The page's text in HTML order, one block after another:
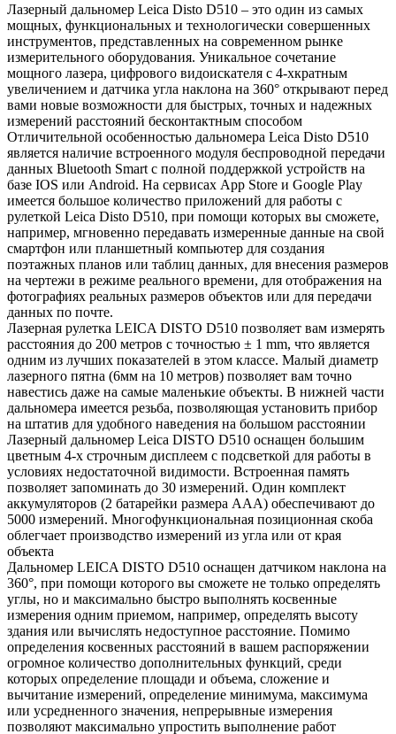
Лазерный дальномер Leica Disto D510 – это один из самых
мощных, функциональных и технологически совершенных
инструментов, представленных на современном рынке
измерительного оборудования. Уникальное сочетание
мощного лазера, цифрового видоискателя с 4-хкратным
увеличением и датчика угла наклона на 360° открывают перед
вами новые возможности для быстрых, точных и надежных
измерений расстояний бесконтактным способом
Отличительной особенностью дальномера Leica Disto D510
является наличие встроенного модуля беспроводной передачи
данных Bluetooth Smart с полной поддержкой устройств на
базе IOS или Android. На сервисах App Store и Google Play
имеется большое количество приложений для работы с
рулеткой Leica Disto D510, при помощи которых вы сможете,
например, мгновенно передавать измеренные данные на свой
смартфон или планшетный компьютер для создания
поэтажных планов или таблиц данных, для внесения размеров
на чертежи в режиме реального времени, для отображения на
фотографиях реальных размеров объектов или для передачи
данных по почте.
Лазерная рулетка LEICA DISTO D510 позволяет вам измерять
расстояния до 200 метров с точностью ± 1 mm, что является
одним из лучших показателей в этом классе. Малый диаметр
лазерного пятна (6мм на 10 метров) позволяет вам точно
навестись даже на самые маленькие объекты. В нижней части
дальномера имеется резьба, позволяющая установить прибор
на штатив для удобного наведения на большом расстоянии
Лазерный дальномер Leica DISTO D510 оснащен большим
цветным 4-х строчным дисплеем с подсветкой для работы в
условиях недостаточной видимости. Встроенная память
позволяет запоминать до 30 измерений. Один комплект
аккумуляторов (2 батарейки размера ААА) обеспечивают до
5000 измерений. Многофункциональная позиционная скоба
облегчает производство измерений из угла или от края
объекта
Дальномер LEICA DISTO D510 оснащен датчиком наклона на
360°, при помощи которого вы сможете не только определять
углы, но и максимально быстро выполнять косвенные
измерения одним приемом, например, определять высоту
здания или вычислять недоступное расстояние. Помимо
определения косвенных расстояний в вашем распоряжении
огромное количество дополнительных функций, среди
которых определение площади и объема, сложение и
вычитание измерений, определение минимума, максимума
или усредненного значения, непрерывные измерения
позволяют максимально упростить выполнение работ